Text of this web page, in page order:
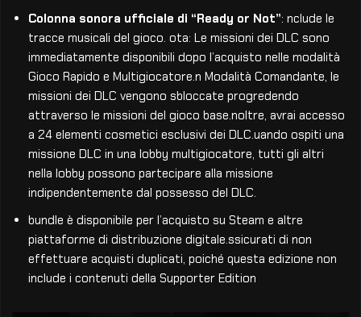
Colonna sonora ufficiale di “Ready or Not”: nclude le
tracce musicali del gioco. ota: Le missioni dei DLC sono
immediatamente disponibili dopo l’acquisto nelle modalità
Gioco Rapido e Multigiocatore.n Modalità Comandante, le
missioni dei DLC vengono sbloccate progredendo
attraverso le missioni del gioco base.noltre, avrai accesso
a 24 elementi cosmetici esclusivi dei DLC.uando ospiti una
missione DLC in una lobby multigiocatore, tutti gli altri
nella lobby possono partecipare alla missione
indipendentemente dal possesso del DLC.
bundle è disponibile per l’acquisto su Steam e altre
piattaforme di distribuzione digitale.ssicurati di non
effettuare acquisti duplicati, poiché questa edizione non
include i contenuti della Supporter Edition